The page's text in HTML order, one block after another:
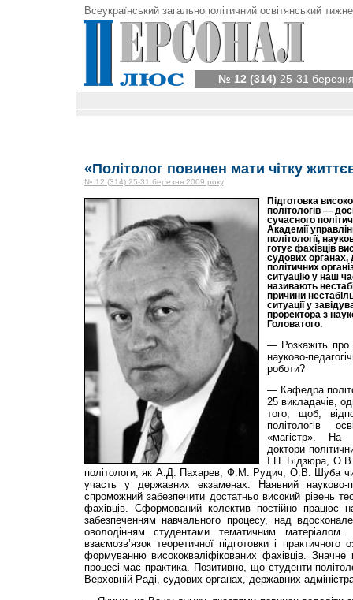
Всеукраїнський загальнополітичний освітянський
№ 12 (314) 25-31
«Політолог повинен мати чітку
№ 12 (314) 25-31 березня 2009 року
Підготовка
політологів —
сучасного
Академії
політології,
готує фахівців
судових органах,
політичних
ситуацію у наш
називають
причини
ситуації у
проректора з
Головатого.
— Розкажіть
науково-
роботи?
— Кафедра
25 викладачів,
того, щоб,
політологів
«магістр». На
доктори
І.П. Бідзюра, О.В.
політологи, як А.Д. Пахарев, Ф.М. Рудич, О.В. Шуба
участь у державних екзаменах. Наявний науково-
спроможний забезпечити достатньо високий рівень
фахівців. Сформований колектив постійно пра­цює
забезпеченням навчального процесу, над
оволодінням студентами тематичним
взаємозв’язок теоретичної підготовки і практичного
формуванню висококваліфікованих фахівців.
процесі має практика. Позитивно, що студенти-
Верховній Раді, судових органах, державних